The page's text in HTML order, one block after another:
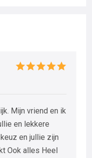
Mijn vriend en ik
en lekkere
en jullie zijn
Ook alles Heel